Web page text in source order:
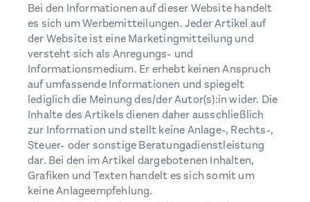
Bei den Informationen auf dieser Website handelt
es sich um Werbemitteilungen. Jeder Artikel auf
der Website ist eine Marketingmitteilung und
versteht sich als Anregungs- und
Informationsmedium. Er erhebt keinen Anspruch
auf umfassende Informationen und spiegelt
lediglich die Meinung des/der Autor(s):in wider. Die
Inhalte des Artikels dienen daher ausschließlich
zur Information und stellt keine Anlage-, Rechts-,
Steuer- oder sonstige Beratungadienstleistung
dar. Bei den im Artikel dargebotenen Inhalten,
Grafiken und Texten handelt es sich somit um
keine Anlageempfehlung.